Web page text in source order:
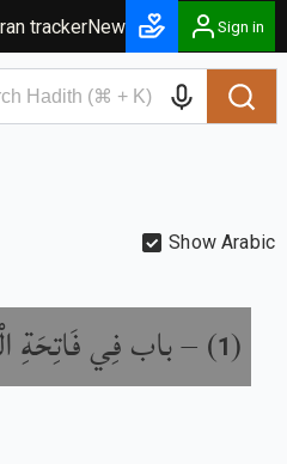
trackerNew Sign in
Show Arabic
(
1
) –باب فِي فَاتِحَةِ